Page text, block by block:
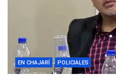
EN CHAJARÍ POLICIALES